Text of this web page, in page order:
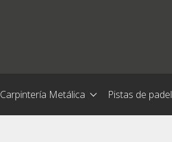
Carpintería Metálica Pistas de padel